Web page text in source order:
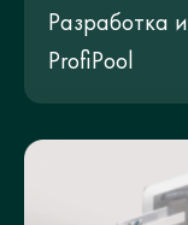
Разработка
ProfiPool